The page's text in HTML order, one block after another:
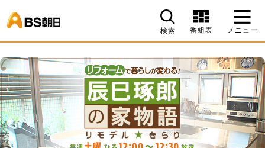
検索 番組表 メニュー